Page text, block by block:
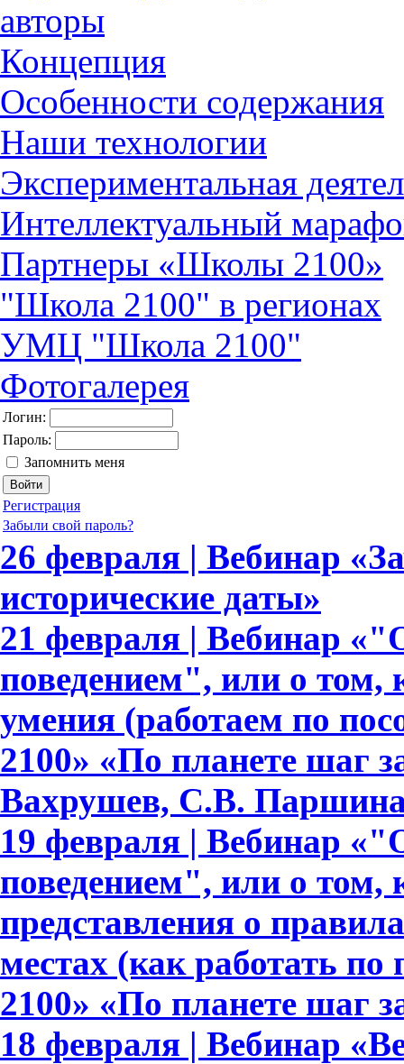
авторы
Концепция
Особенности содержания
Наши технологии
Экспериментальная
Интеллектуальный
Партнеры «Школы 2100»
"Школа 2100" в регионах
УМЦ "Школа 2100"
Фотогалерея
Логин:
Пароль:
Запомнить меня
Регистрация
Забыли свой пароль?
26 февраля | Вебинар
исторические даты»
21 февраля | Вебинар
поведением", или о том,
умения (работаем по
2100» «По планете шаг
Вахрушев, С.В.
19 февраля | Вебинар
поведением", или о том,
представления о
местах (как работать
2100» «По планете шаг
18 февраля | Вебинар